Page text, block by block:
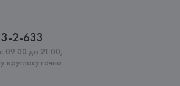
2-633
09:00 до 21:00,
круглосуточно